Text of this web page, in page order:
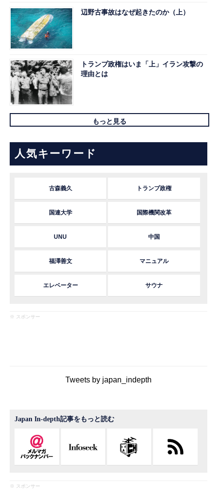
辺野古事故はなぜ起きたのか（上）
トランプ政権はいま「上」イラン攻撃の
理由とは
もっと見る
人気キーワード
古森義久 トランプ政権
国連大学 国際機関改革
UNU 中国
福澤善文 マニュアル
エレベーター サウナ
※ スポンサー
Tweets by japan_indepth
Japan In-depth記事をもっと読む
※ スポンサー